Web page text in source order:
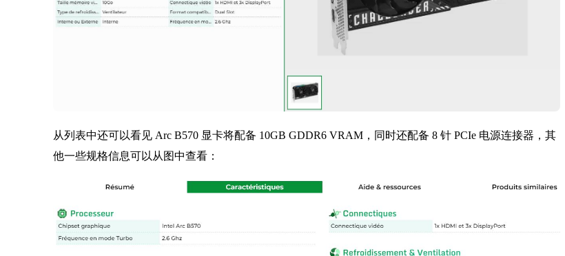
从列表中还可以看见 Arc B570 显卡将配备 10GB GDDR6 VRAM，同时还配备 8 针 PCIe 电源连接器，其
他一些规格信息可以从图中查看：